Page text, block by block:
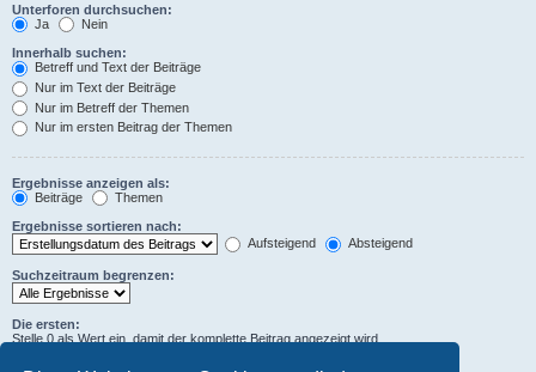
Unterforen durchsuchen:
Ja
Nein
Innerhalb suchen:
Betreff und Text der Beiträge
Nur im Text der Beiträge
Nur im Betreff der Themen
Nur im ersten Beitrag der Themen
Ergebnisse anzeigen als:
Beiträge
Themen
Ergebnisse sortieren nach:
Aufsteigend
Absteigend
Suchzeitraum begrenzen:
Die ersten:
Stelle 0 als Wert ein, damit der komplette Beitrag angezeigt wird.